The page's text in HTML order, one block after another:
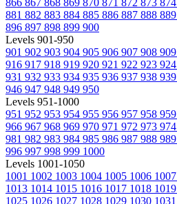
866 867 868 869 870 871 872 873 874
881 882 883 884 885 886 887 888 889
896 897 898 899 900
Levels 901-950
901 902 903 904 905 906 907 908 909
916 917 918 919 920 921 922 923 924
931 932 933 934 935 936 937 938 939
946 947 948 949 950
Levels 951-1000
951 952 953 954 955 956 957 958 959
966 967 968 969 970 971 972 973 974
981 982 983 984 985 986 987 988 989
996 997 998 999 1000
Levels 1001-1050
1001 1002 1003 1004 1005 1006 1007
1013 1014 1015 1016 1017 1018 1019
1025 1026 1027 1028 1029 1030 1031